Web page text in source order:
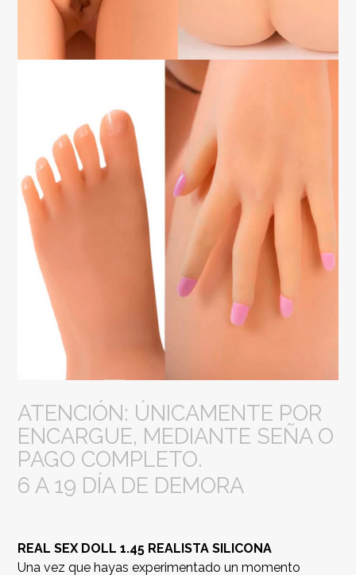
ATENCIÓN: ÚNICAMENTE POR
ENCARGUE, MEDIANTE SEÑA O
PAGO COMPLETO.
6 A 19 DÍA DE DEMORA
REAL SEX DOLL 1.45 REALISTA SILICONA
Una vez que hayas experimentado un momento